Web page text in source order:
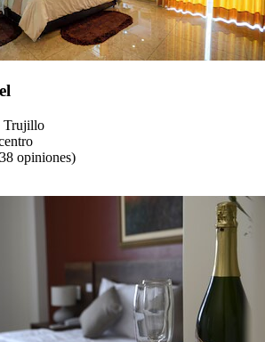
Trujillo
opiniones)